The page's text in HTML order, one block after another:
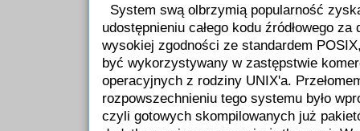
System swą olbrzymią popularność
udostępnieniu całego kodu źródłowego
wysokiej zgodności ze standardem
być wykorzystywany w zastępstwie
operacyjnych z rodziny UNIX'a.
rozpowszechnieniu tego systemu było
czyli gotowych skompilowanych już